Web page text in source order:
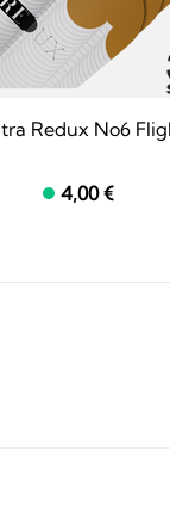
Redux No6
4,00 €